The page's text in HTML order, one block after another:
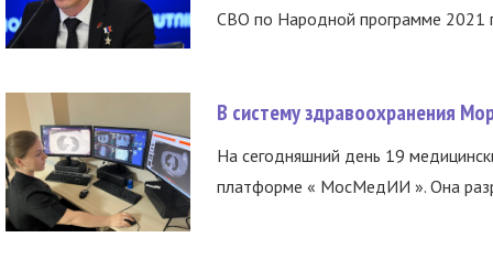
СВО по Народной программе 2021
В систему здравоохранения
На сегодняшний день 19
платформе « МосМедИИ ». Она